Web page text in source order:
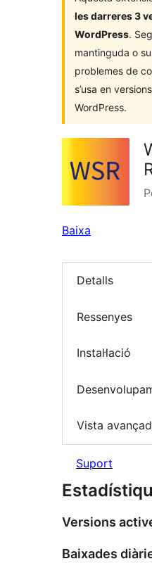
les darreres 3
WordPress.
mantinguda o
problemes de
s’usa en
WordPress.
Baixa
Detalls
Ressenyes
Instal·lació
Vista
Suport
Versions
Baixades